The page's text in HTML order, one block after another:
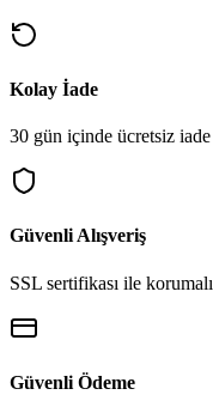
Kolay İade
30 gün içinde ücretsiz iade
Güvenli Alışveriş
SSL sertifikası ile korumalı
Güvenli Ödeme